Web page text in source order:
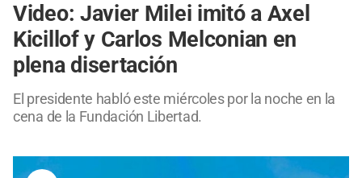
Video: Javier Milei imitó a Axel
Kicillof y Carlos Melconian en
plena disertación
El presidente habló este miércoles por la noche en la
cena de la Fundación Libertad.